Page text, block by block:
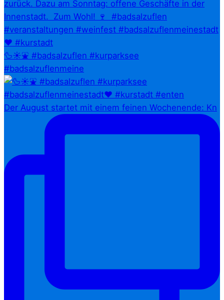
🦆☀️⛲ #badsalzuflen #kurparksee
#badsalzuflenmeine
Der August startet mit einem feinen Wochenende: Kn